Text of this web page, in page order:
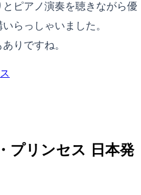
ピアノ演奏を聴きながら優
らっしゃいました。
りですね。
プリンセス 日本発